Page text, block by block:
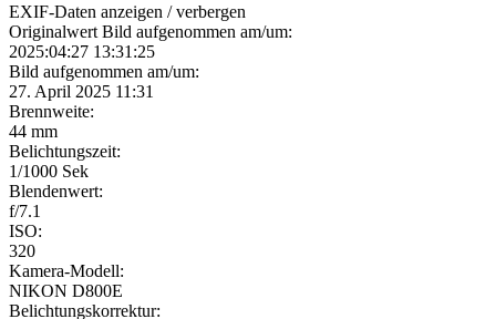
EXIF-Daten anzeigen / verbergen
Originalwert Bild aufgenommen am/um:
2025:04:27 13:31:25
Bild aufgenommen am/um:
27. April 2025 11:31
Brennweite:
44 mm
Belichtungszeit:
1/1000 Sek
Blendenwert:
f/7.1
ISO:
320
Kamera-Modell:
NIKON D800E
Belichtungskorrektur: